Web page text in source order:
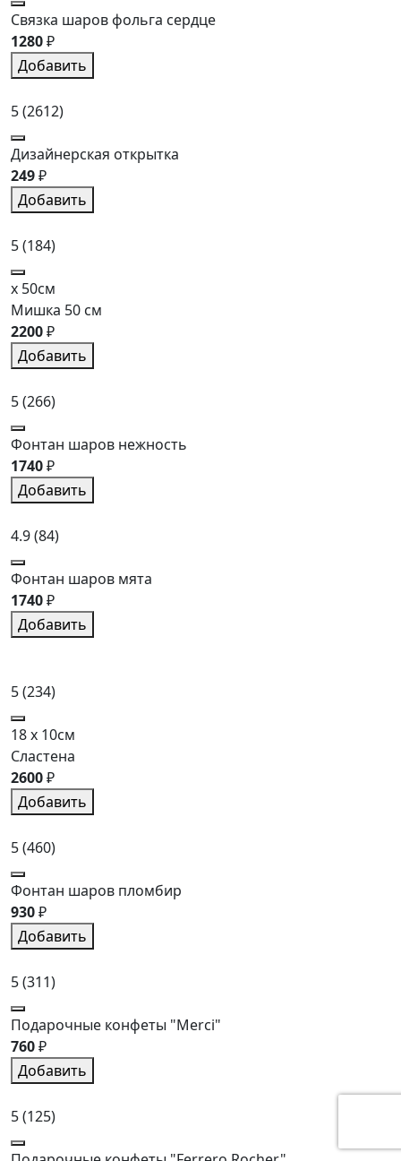
Связка шаров фольга сердце
1280₽
Добавить
5(2612)
Дизайнерская открытка
249₽
Добавить
5(184)
x 50см
Мишка 50 см
2200₽
Добавить
5(266)
Фонтан шаров нежность
1740₽
Добавить
4.9(84)
Фонтан шаров мята
1740₽
Добавить
5(234)
18 x 10см
Сластена
2600₽
Добавить
5(460)
Фонтан шаров пломбир
930₽
Добавить
5(311)
Подарочные конфеты "Merci"
760₽
Добавить
5(125)